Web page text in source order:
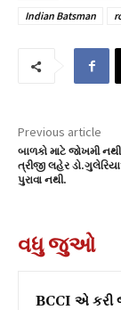
Indian Batsman
Previous article
બાળકો માટે જોખમી
ત્રીજી લહેર
પુરાવા નથી.
વધુ જુઓ
BCCI એ કરી